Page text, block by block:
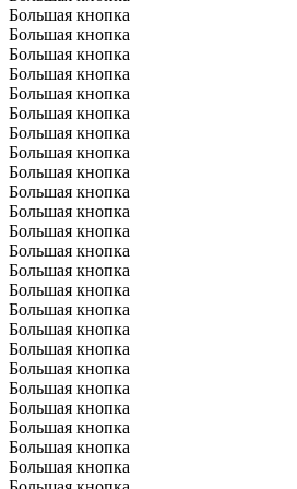
Большая кнопка
Большая кнопка
Большая кнопка
Большая кнопка
Большая кнопка
Большая кнопка
Большая кнопка
Большая кнопка
Большая кнопка
Большая кнопка
Большая кнопка
Большая кнопка
Большая кнопка
Большая кнопка
Большая кнопка
Большая кнопка
Большая кнопка
Большая кнопка
Большая кнопка
Большая кнопка
Большая кнопка
Большая кнопка
Большая кнопка
Большая кнопка